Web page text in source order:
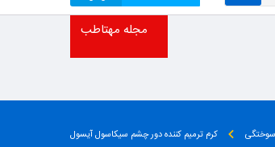
مجله مهتاطب
سوختگی کرم ترمیم کننده دور چشم سیکاسول آیسول